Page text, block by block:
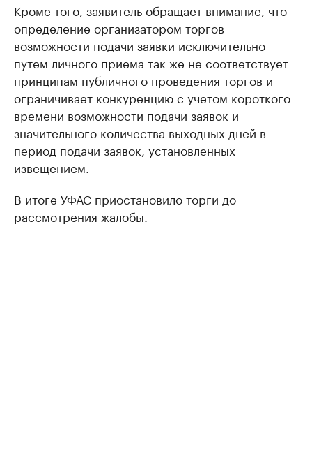
Кроме того, заявитель обращает внимание, что
определение организатором торгов
возможности подачи заявки исключительно
путем личного приема так же не соответствует
принципам публичного проведения торгов и
ограничивает конкуренцию с учетом короткого
времени возможности подачи заявок и
значительного количества выходных дней в
период подачи заявок, установленных
извещением.
В итоге УФАС приостановило торги до
рассмотрения жалобы.